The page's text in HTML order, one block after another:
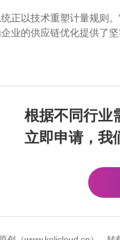
正以技术重塑计量规则
业的供应链优化提供了
根据不同行业
立即申请，我